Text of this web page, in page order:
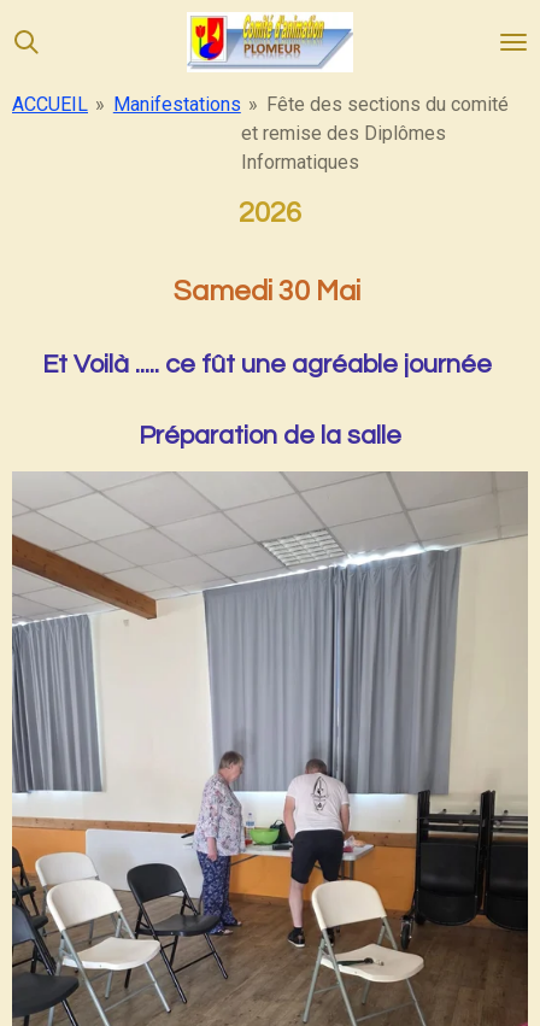
au
principal
ACCUEIL » Manifestations » Fête des sections du comité
et remise des Diplômes
Informatiques
2026
Samedi 30 Mai
Et Voilà ..... ce fût une agréable journée
Préparation de la salle